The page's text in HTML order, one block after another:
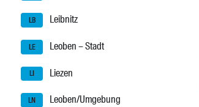
LB Leibnitz
LE Leoben – Stadt
LI Liezen
LN Leoben/Umgebung